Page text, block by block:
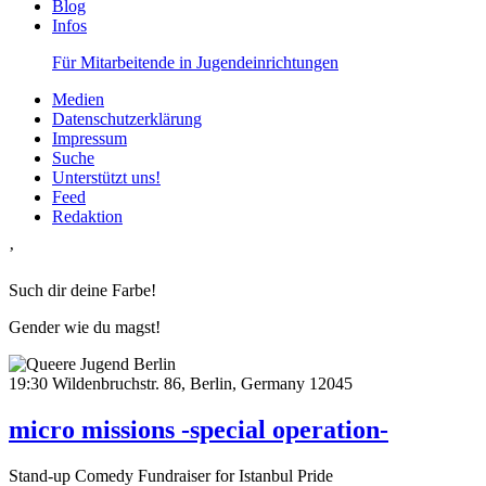
Blog
Infos
Für Mitarbeitende in Jugendeinrichtungen
Medien
Datenschutzerklärung
Impressum
Suche
Unterstützt uns!
Feed
Redaktion
’
Such dir deine Farbe!
Gender wie du magst!
19:30 Wildenbruchstr. 86, Berlin, Germany 12045
micro missions -special operation-
Stand-up Comedy Fundraiser for Istanbul Pride